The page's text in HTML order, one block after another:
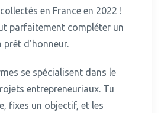
en France en 2022 !
parfaitement compléter un
d’honneur.
se spécialisent dans le
entrepreneuriaux. Tu
fixes un objectif, et les